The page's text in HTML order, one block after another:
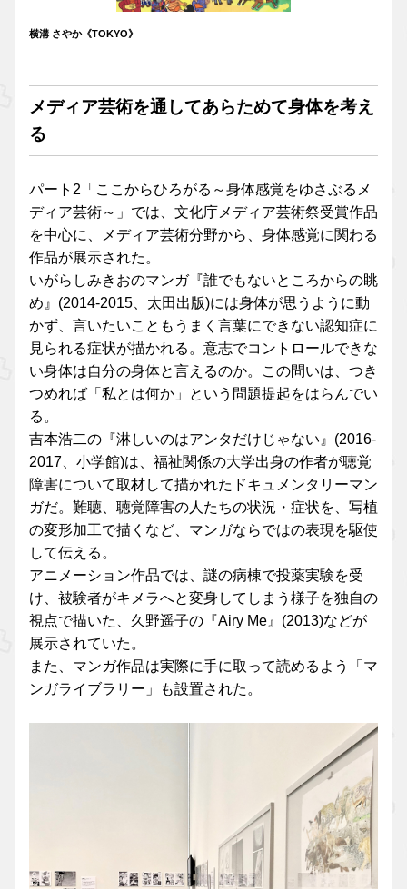
横溝 さやか《TOKYO》
メディア芸術を通してあらためて身体を考え
る
パート2「ここからひろがる～身体感覚をゆさぶるメ
ディア芸術～」では、文化庁メディア芸術祭受賞作品
を中心に、メディア芸術分野から、身体感覚に関わる
作品が展示された。
いがらしみきおのマンガ『誰でもないところからの眺
め』(2014-2015、太田出版)には身体が思うように動
かず、言いたいこともうまく言葉にできない認知症に
見られる症状が描かれる。意志でコントロールできな
い身体は自分の身体と言えるのか。この問いは、つき
つめれば「私とは何か」という問題提起をはらんでい
る。
吉本浩二の『淋しいのはアンタだけじゃない』(2016-
2017、小学館)は、福祉関係の大学出身の作者が聴覚
障害について取材して描かれたドキュメンタリーマン
ガだ。難聴、聴覚障害の人たちの状況・症状を、写植
の変形加工で描くなど、マンガならではの表現を駆使
して伝える。
アニメーション作品では、謎の病棟で投薬実験を受
け、被験者がキメラへと変身してしまう様子を独自の
視点で描いた、久野遥子の『Airy Me』(2013)などが
展示されていた。
また、マンガ作品は実際に手に取って読めるよう「マ
ンガライブラリー」も設置された。